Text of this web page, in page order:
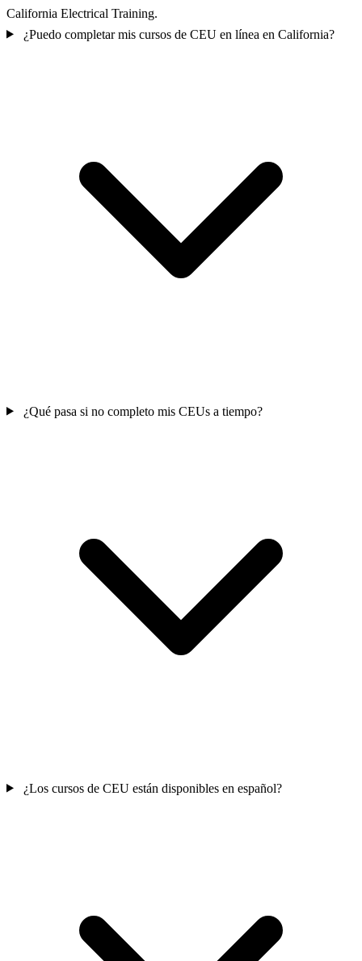
California Electrical Training.
¿Puedo completar mis cursos de CEU en línea en California?
¿Qué pasa si no completo mis CEUs a tiempo?
¿Los cursos de CEU están disponibles en español?